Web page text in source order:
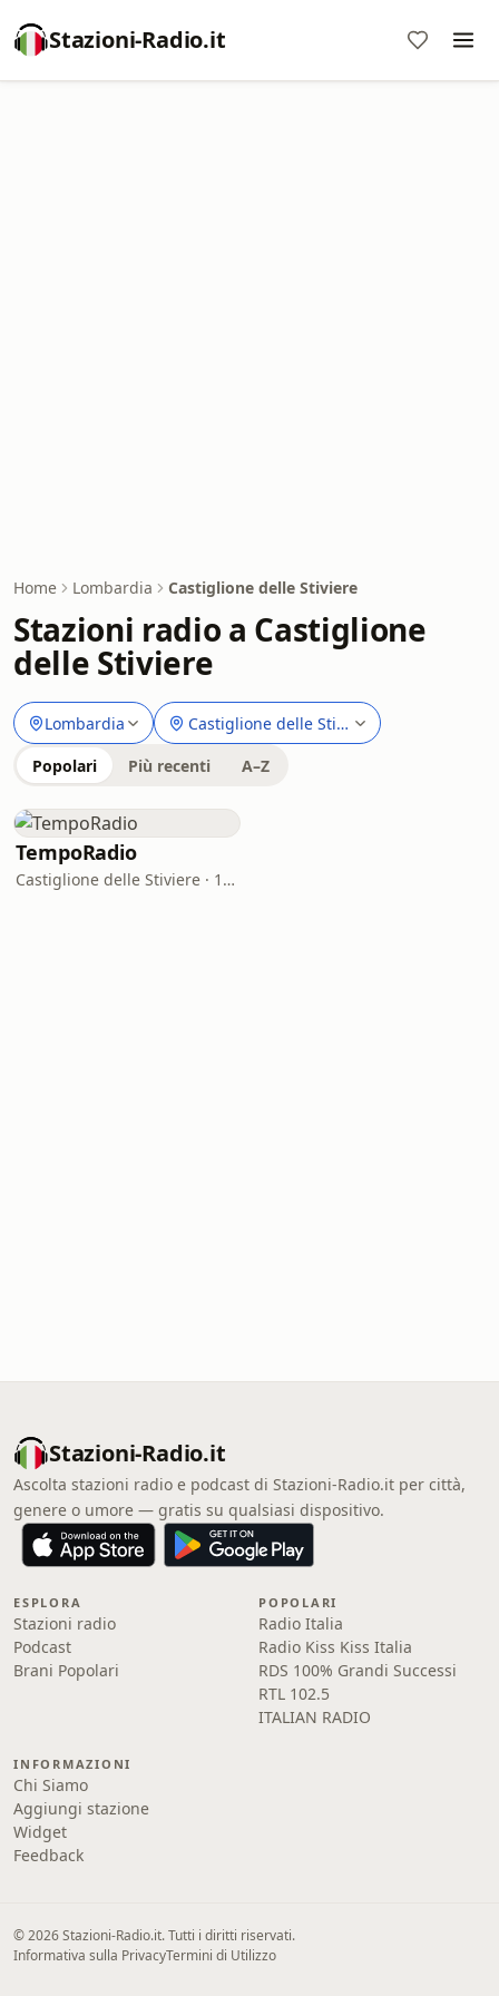
Stazioni-Radio.it
Home Lombardia Castiglione delle Stiviere
Stazioni radio a Castiglione
delle Stiviere
Lombardia Castiglione delle Stiviere
Popolari Più recenti A–Z
TempoRadio
Castiglione delle Stiviere · 100.1 FM
Stazioni-Radio.it
Ascolta stazioni radio e podcast di Stazioni-Radio.it per città,
genere o umore — gratis su qualsiasi dispositivo.
ESPLORA
Stazioni radio
Podcast
Brani Popolari
POPOLARI
Radio Italia
Radio Kiss Kiss Italia
RDS 100% Grandi Successi
RTL 102.5
ITALIAN RADIO
INFORMAZIONI
Chi Siamo
Aggiungi stazione
Widget
Feedback
© 2026 Stazioni-Radio.it. Tutti i diritti riservati.
Informativa sulla PrivacyTermini di Utilizzo